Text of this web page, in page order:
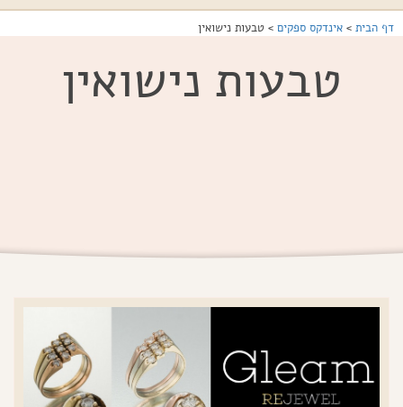
דף הבית > אינדקס ספקים > טבעות נישואין
טבעות נישואין